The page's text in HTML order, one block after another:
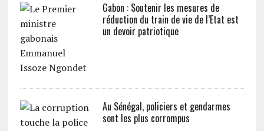
Gabon : Soutenir les mesures de
réduction du train de vie de l’Etat est
un devoir patriotique
Au Sénégal, policiers et gendarmes
sont les plus corrompus